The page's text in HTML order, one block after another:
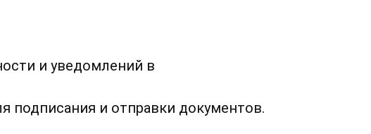
и уведомлений в
подписания и отправки документов.